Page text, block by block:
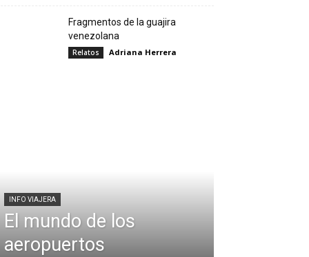
Fragmentos de la guajira
venezolana
Relatos Adriana Herrera
INFO VIAJERA
El mundo de los
aeropuertos